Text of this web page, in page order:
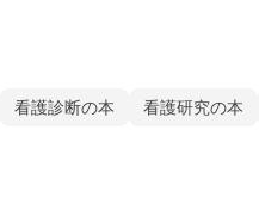
看護診断の本 看護研究の本